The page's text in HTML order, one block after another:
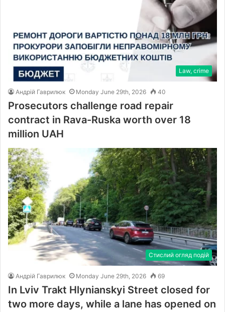
Law, crime
Андрій Гаврилюк Monday June 29th, 2026 40
Prosecutors challenge road repair
contract in Rava-Ruska worth over 18
million UAH
Стислий огляд подій
Андрій Гаврилюк Monday June 29th, 2026 69
In Lviv Trakt Hlynianskyi Street closed for
two more days, while a lane has opened on